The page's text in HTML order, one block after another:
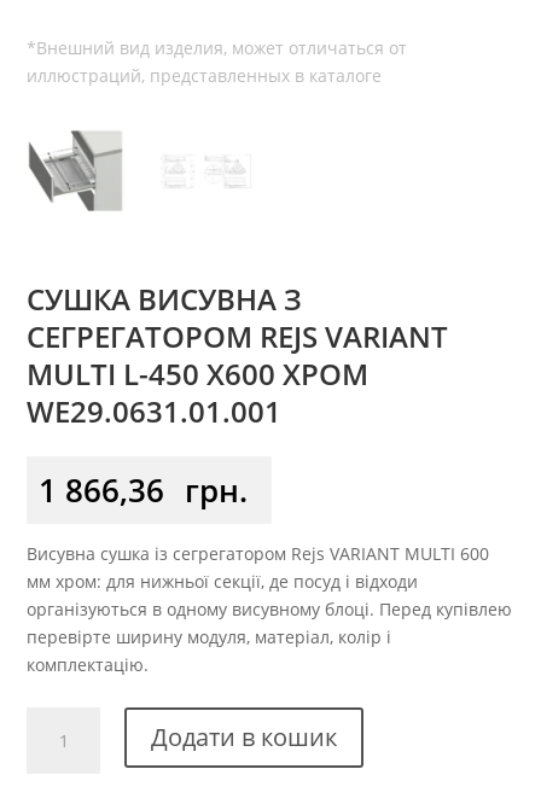
СУШКА ВИСУВНА З
СЕГРЕГАТОРОМ REJS VARIANT
MULTI L-450 X600 ХРОМ
WE29.0631.01.001
1 866,36 грн.
Висувна сушка із сегрегатором Rejs VARIANT MULTI 600
мм хром: для нижньої секції, де посуд і відходи
організуються в одному висувному блоці. Перед купівлею
перевірте ширину модуля, матеріал, колір і
комплектацію.
висувна
Додати в кошик